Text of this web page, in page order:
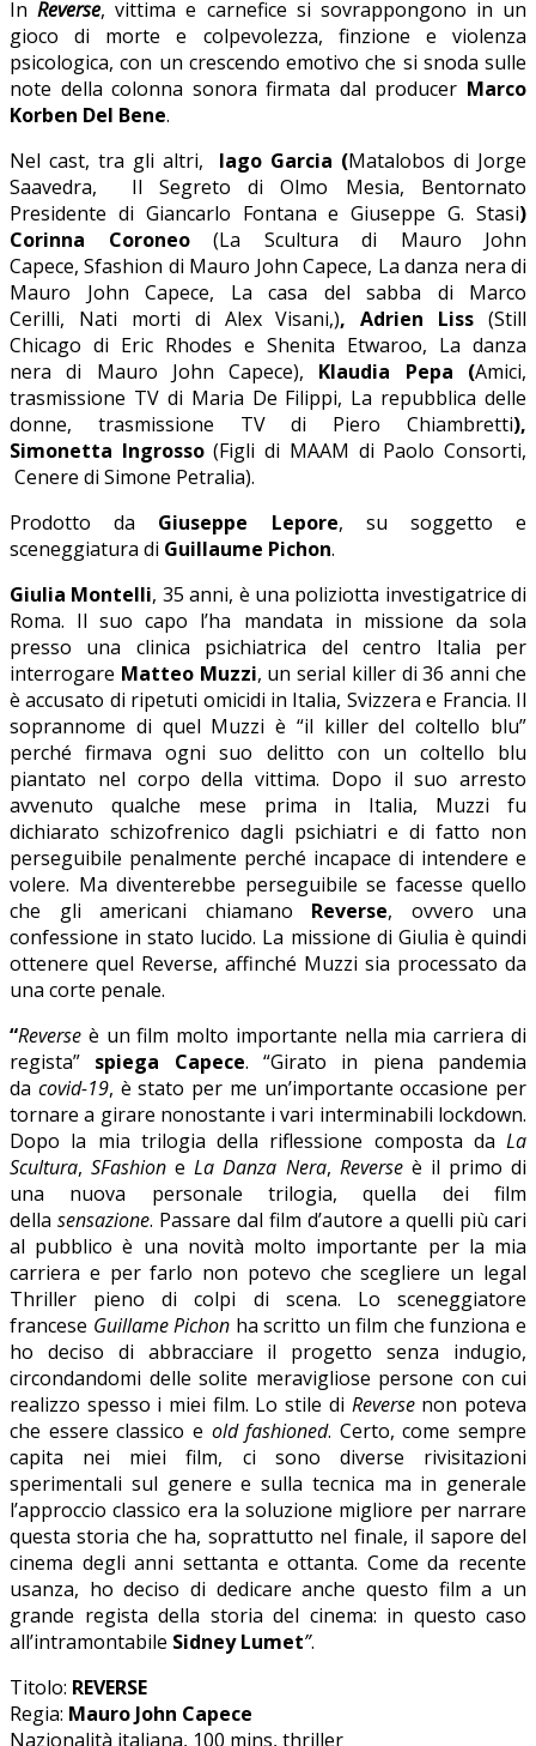
InReverse, vittima e carnefice si sovrappongono in un
gioco di morte e colpevolezza, finzione e violenza
psicologica, con un crescendo emotivo che si snoda sulle
note della colonna sonora firmata dal producer Marco
Korben Del Bene.
Nel cast, tra gli altri, Iago Garcia (Matalobos di Jorge
Saavedra,
Il Segreto di Olmo Mesia, Bentornato
Presidente di Giancarlo Fontana e Giuseppe G. Stasi)
Corinna Coroneo (La Scultura di Mauro John
Capece, Sfashion di Mauro John Capece, La danza nera di
Mauro John Capece, La casa del sabba di Marco
Cerilli, Nati morti di Alex Visani,), Adrien Liss (Still
Chicago di Eric Rhodes e Shenita Etwaroo, La danza
nera di Mauro John Capece), Klaudia Pepa (Amici,
trasmissione TV di Maria De Filippi, La repubblica delle
donne, trasmissione TV di Piero Chiambretti),
Simonetta Ingrosso(Figli di MAAM di Paolo Consorti,
Cenere di Simone Petralia).
Prodotto da Giuseppe Lepore, su soggetto e
sceneggiatura di Guillaume Pichon.
Giulia Montelli, 35 anni, è una poliziotta investigatrice di
Roma. Il suo capo l’ha mandata in missione da sola
presso una clinica psichiatrica del centro Italia per
interrogare Matteo Muzzi, un serial killer di 36 anni che
è accusato di ripetuti omicidi in Italia, Svizzera e Francia. Il
soprannome di quel Muzzi è “il killer del coltello blu”
perché firmava ogni suo delitto con un coltello blu
piantato nel corpo della vittima. Dopo il suo arresto
avvenuto qualche mese prima in Italia, Muzzi fu
dichiarato schizofrenico dagli psichiatri e di fatto non
perseguibile penalmente perché incapace di intendere e
volere. Ma diventerebbe perseguibile se facesse quello
che gli americani chiamano Reverse, ovvero una
confessione in stato lucido. La missione di Giulia è quindi
ottenere quel Reverse, affinché Muzzi sia processato da
una corte penale.
“Reverse è un film molto importante nella mia carriera di
regista” spiega Capece. “Girato in piena pandemia
da covid-19, è stato per me un’importante occasione per
tornare a girare nonostante i vari interminabili lockdown.
Dopo la mia trilogia della riflessione composta da La
Scultura,SFashion eLa Danza Nera, Reverseè il primo di
una nuova personale trilogia, quella dei film
della sensazione. Passare dal film d’autore a quelli più cari
al pubblico è una novità molto importante per la mia
carriera e per farlo non potevo che scegliere un legal
Thriller pieno di colpi di scena. Lo sceneggiatore
francese Guillame Pichon ha scritto un film che funziona e
ho deciso di abbracciare il progetto senza indugio,
circondandomi delle solite meravigliose persone con cui
realizzo spesso i miei film. Lo stile di Reversenon poteva
che essere classico e old fashioned. Certo, come sempre
capita nei miei film, ci sono diverse rivisitazioni
sperimentali sul genere e sulla tecnica ma in generale
l’approccio classico era la soluzione migliore per narrare
questa storia che ha, soprattutto nel finale, il sapore del
cinema degli anni settanta e ottanta. Come da recente
usanza, ho deciso di dedicare anche questo film a un
grande regista della storia del cinema: in questo caso
all’intramontabile Sidney Lumet”.
Titolo: REVERSE
Regia: Mauro John Capece
Nazionalità italiana, 100 mins, thriller